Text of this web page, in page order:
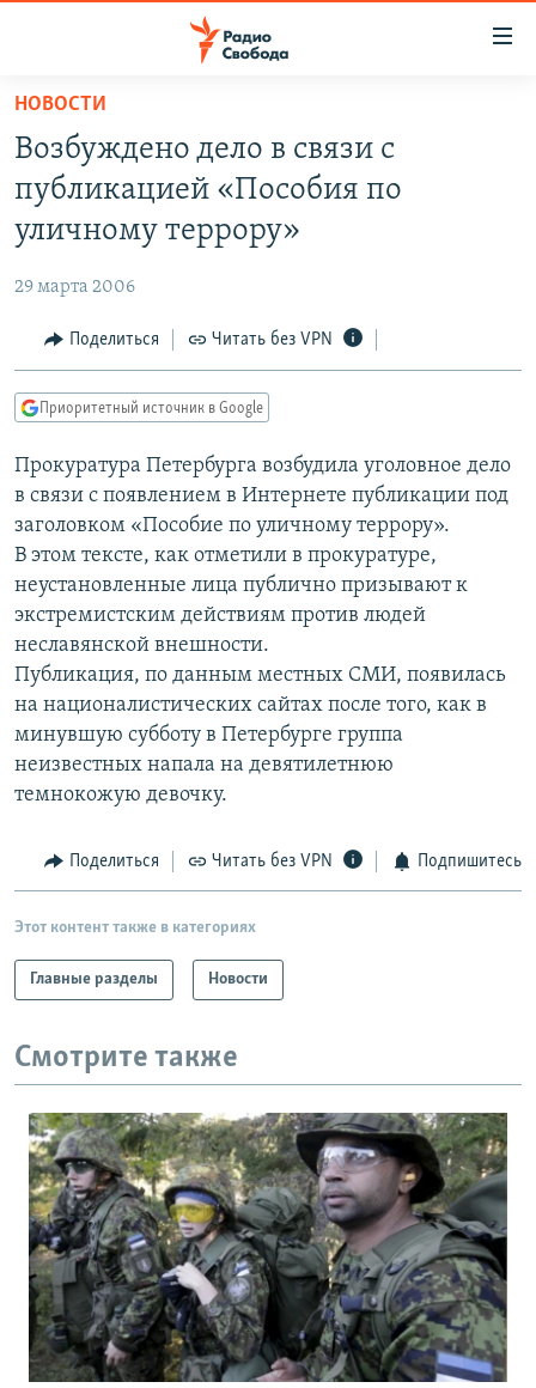
упрощенного
доступа
Вернуться
основному
Вернутся
Вернутся
поиску
ПРОГРАММЫ
ПОДКАСТЫ
АВТОРСКИЕ ПРОЕКТЫ
МНЕНИЯ
КУЛЬТУРА
КАВКАЗ.РЕАЛИИ
СЕВЕР.РЕАЛИИ
СИБИРЬ.РЕАЛИИ
РАСПИСАНИЕ ВЕЩАНИЯ
ПОДПИШИТЕСЬ НА РАССЫЛКУ
СОЦИАЛЬНЫЕ СЕТИ
НОВОСТИ
Возбуждено дело в связи с
публикацией «Пособия по
уличному террору»
29 марта 2006
Поделиться Читать без VPN
Приоритетный источник в Google
Прокуратура Петербурга возбудила уголовное дело
в связи с появлением в Интернете публикации под
заголовком «Пособие по уличному террору».
В этом тексте, как отметили в прокуратуре,
неустановленные лица публично призывают к
экстремистским действиям против людей
неславянской внешности.
Публикация, по данным местных СМИ, появилась
на националистических сайтах после того, как в
минувшую субботу в Петербурге группа
неизвестных напала на девятилетнюю
темнокожую девочку.
Поделиться Читать без VPN Подпишитесь
Этот контент также в категориях
Главные разделы Новости
Смотрите также